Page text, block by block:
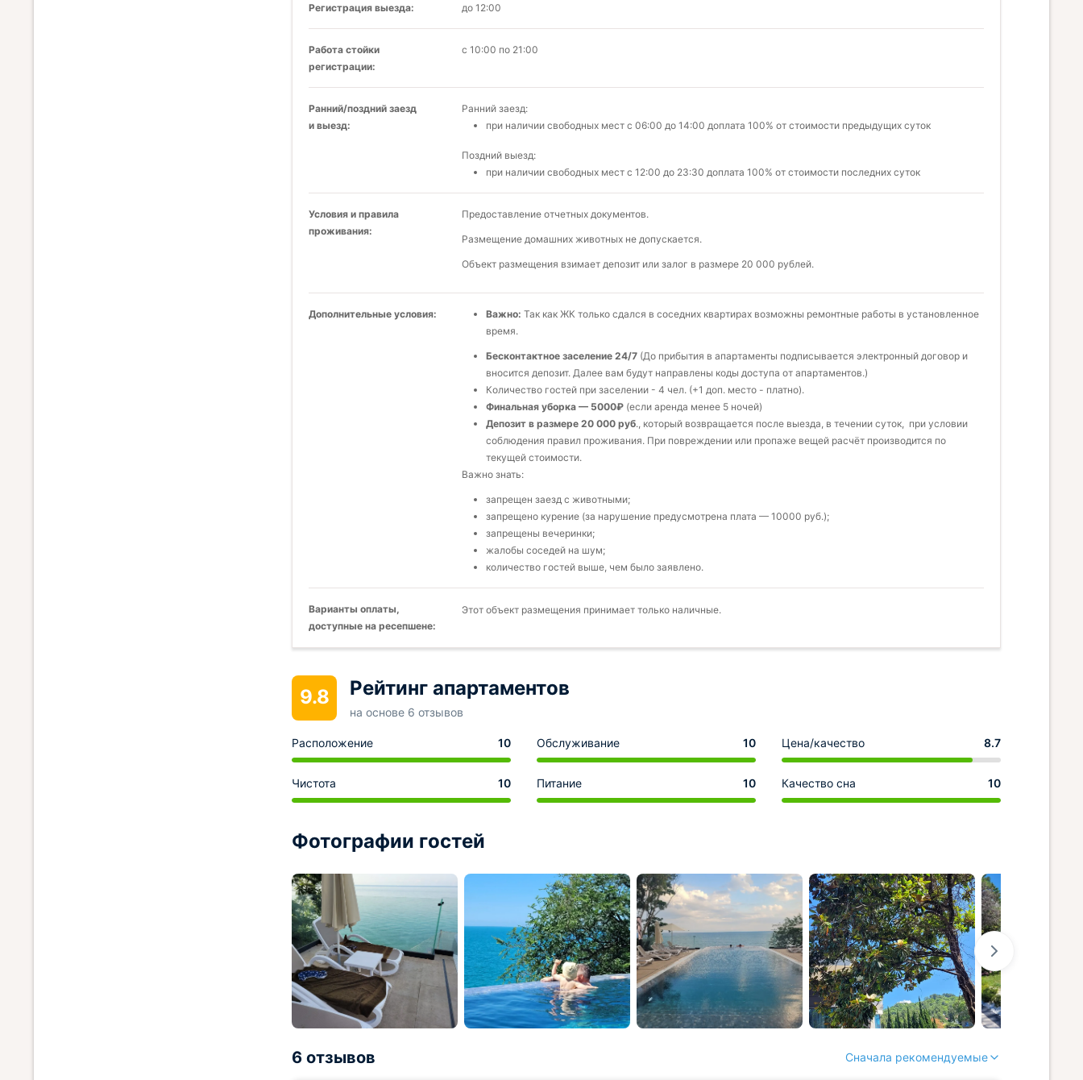
Регистрация выезда: до 12:00
Работа стойки
регистрации:
с 10:00 по 21:00
Ранний/поздний заезд
и выезд:
Ранний заезд:
при наличии свободных мест c 06:00 до 14:00 доплата 100% от стоимости предыдущих суток
Поздний выезд:
при наличии свободных мест c 12:00 до 23:30 доплата 100% от стоимости последних суток
Условия и правила
проживания:
Предоставление отчетных документов.
Размещение домашних животных не допускается.
Объект размещения взимает депозит или залог в размере 20 000 рублей.
Дополнительные условия: Важно: Так как ЖК только сдался в соседних квартирах возможны ремонтные работы в установленное
время.
Бесконтактное заселение 24/7 (До прибытия в апартаменты подписывается электронный договор и
вносится депозит. Далее вам будут направлены коды доступа от апартаментов.)
Количество гостей при заселении - 4 чел. (+1 доп. место - платно).
Финальная уборка — 5000₽ (если аренда менее 5 ночей)
Депозит в размере 20 000 руб., который возвращается после выезда, в течении суток, при условии
соблюдения правил проживания. При повреждении или пропаже вещей расчёт производится по
текущей стоимости.
Важно знать:
запрещен заезд с животными;
запрещено курение (за нарушение предусмотрена плата — 10000 руб.);
запрещены вечеринки;
жалобы соседей на шум;
количество гостей выше, чем было заявлено.
Варианты оплаты,
доступные на ресепшене:
Этот объект размещения принимает только наличные.
9.8 Рейтинг апартаментов
на основе 6 отзывов
Расположение 10 Обслуживание 10 Цена/качество 8.7
Чистота 10 Питание 10 Качество сна 10
Фотографии гостей
6 отзывов Сначала рекомендуемые